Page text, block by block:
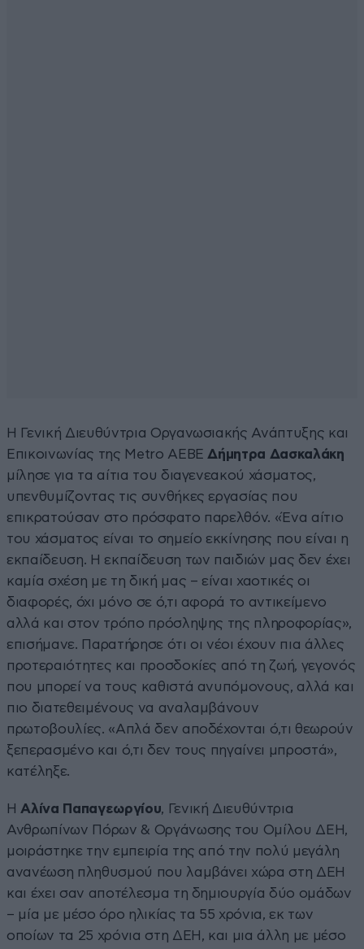
Η Γενική Διευθύντρια Οργανωσιακής Ανάπτυξης και
Επικοινωνίας της Metro ΑΕΒΕ Δήμητρα Δασκαλάκη
μίλησε για τα αίτια του διαγενεακού χάσματος,
υπενθυμίζοντας τις συνθήκες εργασίας που
επικρατούσαν στο πρόσφατο παρελθόν. «Ένα αίτιο
του χάσματος είναι το σημείο εκκίνησης που είναι η
εκπαίδευση. Η εκπαίδευση των παιδιών μας δεν έχει
καμία σχέση με τη δική μας – είναι χαοτικές οι
διαφορές, όχι μόνο σε ό,τι αφορά το αντικείμενο
αλλά και στον τρόπο πρόσληψης της πληροφορίας»,
επισήμανε. Παρατήρησε ότι οι νέοι έχουν πια άλλες
προτεραιότητες και προσδοκίες από τη ζωή, γεγονός
που μπορεί να τους καθιστά ανυπόμονους, αλλά και
πιο διατεθειμένους να αναλαμβάνουν
πρωτοβουλίες. «Απλά δεν αποδέχονται ό,τι θεωρούν
ξεπερασμένο και ό,τι δεν τους πηγαίνει μπροστά»,
κατέληξε.
Η Αλίνα Παπαγεωργίου, Γενική Διευθύντρια
Ανθρωπίνων Πόρων & Οργάνωσης του Ομίλου ΔΕΗ,
μοιράστηκε την εμπειρία της από την πολύ μεγάλη
ανανέωση πληθυσμού που λαμβάνει χώρα στη ΔΕΗ
και έχει σαν αποτέλεσμα τη δημιουργία δύο ομάδων
– μία με μέσο όρο ηλικίας τα 55 χρόνια, εκ των
οποίων τα 25 χρόνια στη ΔΕΗ, και μια άλλη με μέσο